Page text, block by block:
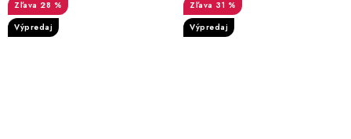
28 %
Výpredaj
31 %
Výpredaj